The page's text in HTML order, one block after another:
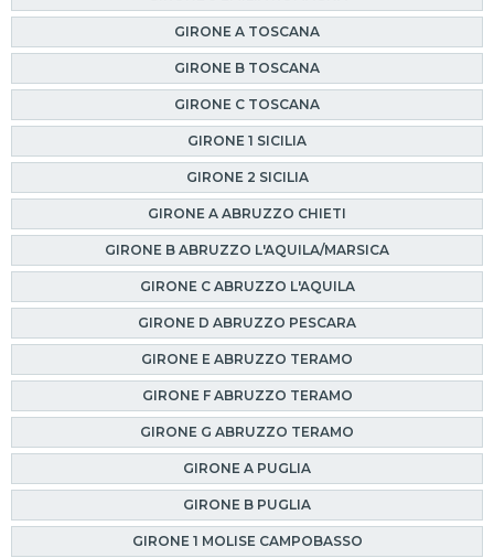
GIRONE A TOSCANA
GIRONE B TOSCANA
GIRONE C TOSCANA
GIRONE 1 SICILIA
GIRONE 2 SICILIA
GIRONE A ABRUZZO CHIETI
GIRONE B ABRUZZO L'AQUILA/MARSICA
GIRONE C ABRUZZO L'AQUILA
GIRONE D ABRUZZO PESCARA
GIRONE E ABRUZZO TERAMO
GIRONE F ABRUZZO TERAMO
GIRONE G ABRUZZO TERAMO
GIRONE A PUGLIA
GIRONE B PUGLIA
GIRONE 1 MOLISE CAMPOBASSO